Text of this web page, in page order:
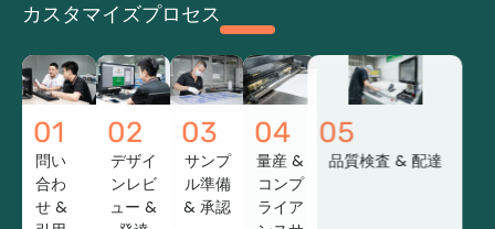
カスタマイズプロセス
01
問い
合わ
せ &
02
デザイ
ンレビ
ュー &
03
サンプ
ル準備
& 承認
04
量産 &
コンプ
ライア
05
品質検査 & 配達